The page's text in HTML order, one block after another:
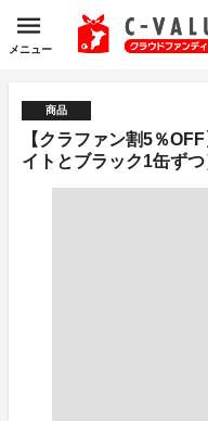
メニュー
商品
【クラファン割5％
イトとブラック1缶ず